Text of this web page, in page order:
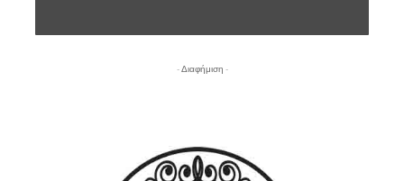
- Διαφήμιση -